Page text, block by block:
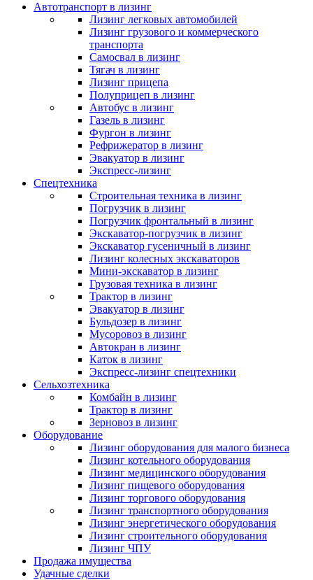
Автотранспорт в лизинг
Лизинг легковых автомобилей
Лизинг грузового и коммерческого
транспорта
Самосвал в лизинг
Тягач в лизинг
Лизинг прицепа
Полуприцеп в лизинг
Автобус в лизинг
Газель в лизинг
Фургон в лизинг
Рефрижератор в лизинг
Эвакуатор в лизинг
Экспресс-лизинг
Спецтехника
Строительная техника в лизинг
Погрузчик в лизинг
Погрузчик фронтальный в лизинг
Экскаватор-погрузчик в лизинг
Экскаватор гусеничный в лизинг
Лизинг колесных экскаваторов
Мини-экскаватор в лизинг
Грузовая техника в лизинг
Трактор в лизинг
Эвакуатор в лизинг
Бульдозер в лизинг
Мусоровоз в лизинг
Автокран в лизинг
Каток в лизинг
Экспресс-лизинг спецтехники
Сельхозтехника
Комбайн в лизинг
Трактор в лизинг
Зерновоз в лизинг
Оборудование
Лизинг оборудования для малого бизнеса
Лизинг котельного оборудования
Лизинг медицинского оборудования
Лизинг пищевого оборудования
Лизинг торгового оборудования
Лизинг транспортного оборудования
Лизинг энергетического оборудования
Лизинг строительного оборудования
Лизинг ЧПУ
Продажа имущества
Удачные сделки